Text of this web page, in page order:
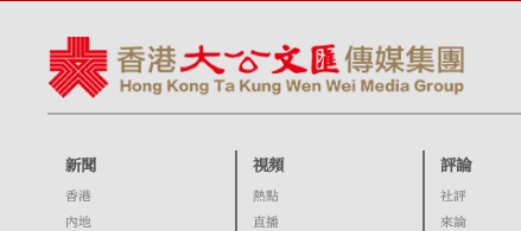
新聞
香港
內地
視頻
熱點
直播
評論
社評
來論